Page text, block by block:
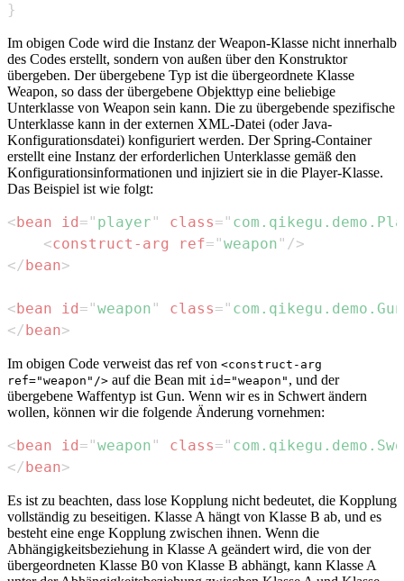
}
Im obigen Code wird die Instanz der Weapon-Klasse nicht innerhalb
des Codes erstellt, sondern von außen über den Konstruktor
übergeben. Der übergebene Typ ist die übergeordnete Klasse
Weapon, so dass der übergebene Objekttyp eine beliebige
Unterklasse von Weapon sein kann. Die zu übergebende spezifische
Unterklasse kann in der externen XML-Datei (oder Java-
Konfigurationsdatei) konfiguriert werden. Der Spring-Container
erstellt eine Instanz der erforderlichen Unterklasse gemäß den
Konfigurationsinformationen und injiziert sie in die Player-Klasse.
Das Beispiel ist wie folgt:
<bean id= " player " class= "
<construct-arg ref= "weapon " />
</bean>
<bean id= "weapon " class= " com.qikegu.demo.Gun
</bean>
Im obigen Code verweist das ref von <construct-arg
ref="weapon"/> auf die Bean mit id="weapon" , und der
übergebene Waffentyp ist Gun. Wenn wir es in Schwert ändern
wollen, können wir die folgende Änderung vornehmen:
<bean id= "weapon " class= "
</bean>
Es ist zu beachten, dass lose Kopplung nicht bedeutet, die Kopplung
vollständig zu beseitigen. Klasse A hängt von Klasse B ab, und es
besteht eine enge Kopplung zwischen ihnen. Wenn die
Abhängigkeitsbeziehung in Klasse A geändert wird, die von der
übergeordneten Klasse B0 von Klasse B abhängt, kann Klasse A